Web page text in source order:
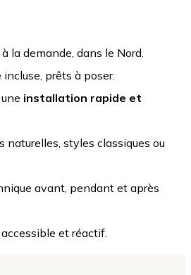
à la demande, dans le Nord.
incluse, prêts à poser.
installation rapide et
naturelles, styles classiques ou
avant, pendant et après
, accessible et réactif.